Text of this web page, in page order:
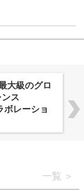
大級のグロ
ス
ボレーショ
一覧